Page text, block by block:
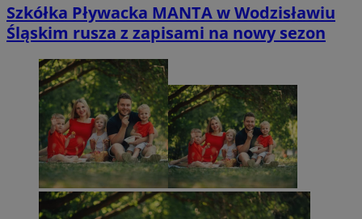
Szkółka Pływacka MANTA w Wodzisławiu
Śląskim rusza z zapisami na nowy sezon